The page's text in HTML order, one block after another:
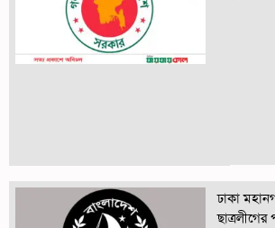
ঢাকা
ছাত্রলীগের